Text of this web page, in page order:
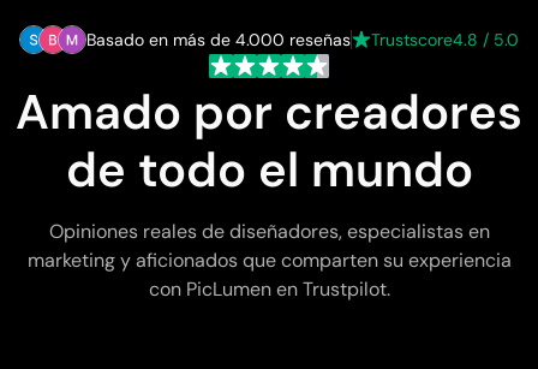
Basado en más de 4.000 reseñas Trustscore4.8 / 5.0
Amado por creadores
de todo el mundo
Opiniones reales de diseñadores, especialistas en
marketing y aficionados que comparten su experiencia
con PicLumen en Trustpilot.